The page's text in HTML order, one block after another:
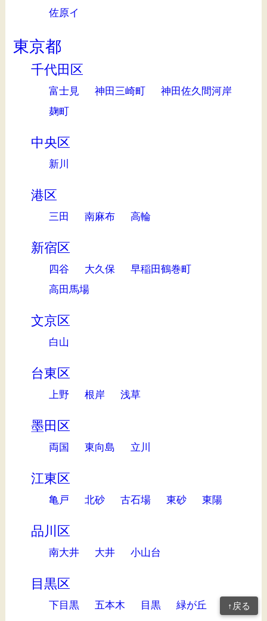
佐原イ
東京都
千代田区
富士見 神田三崎町
神田佐久間河岸
麹町
中央区
新川
港区
三田 南麻布 高輪
新宿区
四谷 大久保
早稲田鶴巻町
高田馬場
文京区
白山
台東区
上野 根岸 浅草
墨田区
両国 東向島 立川
江東区
亀戸 北砂 古石場 東砂 東陽
品川区
南大井 大井 小山台
目黒区
下目黒 五本木 目黒 緑が丘 ↑戻る